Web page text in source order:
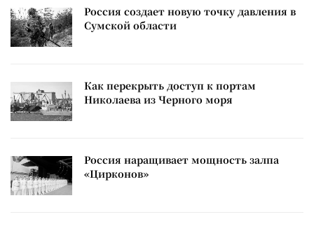
Россия создает новую точку давления в
Сумской области
Как перекрыть доступ к портам
Николаева из Черного моря
Россия наращивает мощность залпа
«Цирконов»